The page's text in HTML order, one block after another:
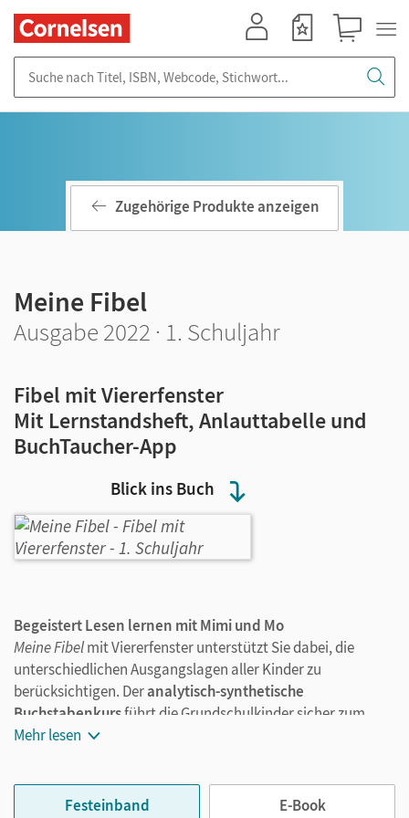
Blick ins Buch
Zugehörige Produkte anzeigen
Meine Fibel
Ausgabe 2022 · 1. Schuljahr
Fibel mit Viererfenster
Mit Lernstandsheft, Anlauttabelle und
BuchTaucher-App
Begeistert Lesen lernen mit Mimi und Mo
Meine Fibelmit Viererfenster unterstützt Sie dabei, die
unterschiedlichen Ausgangslagen aller Kinder zu
berücksichtigen. Deranalytisch-synthetische
Buchstabenkursführt die Grundschulkinder sicher zum
Lernerfolg. Auf den leichten Seiten hilft die
motivierende Lesetexte geben Impulse zur
Mehr lesen
Festeinband E-Book